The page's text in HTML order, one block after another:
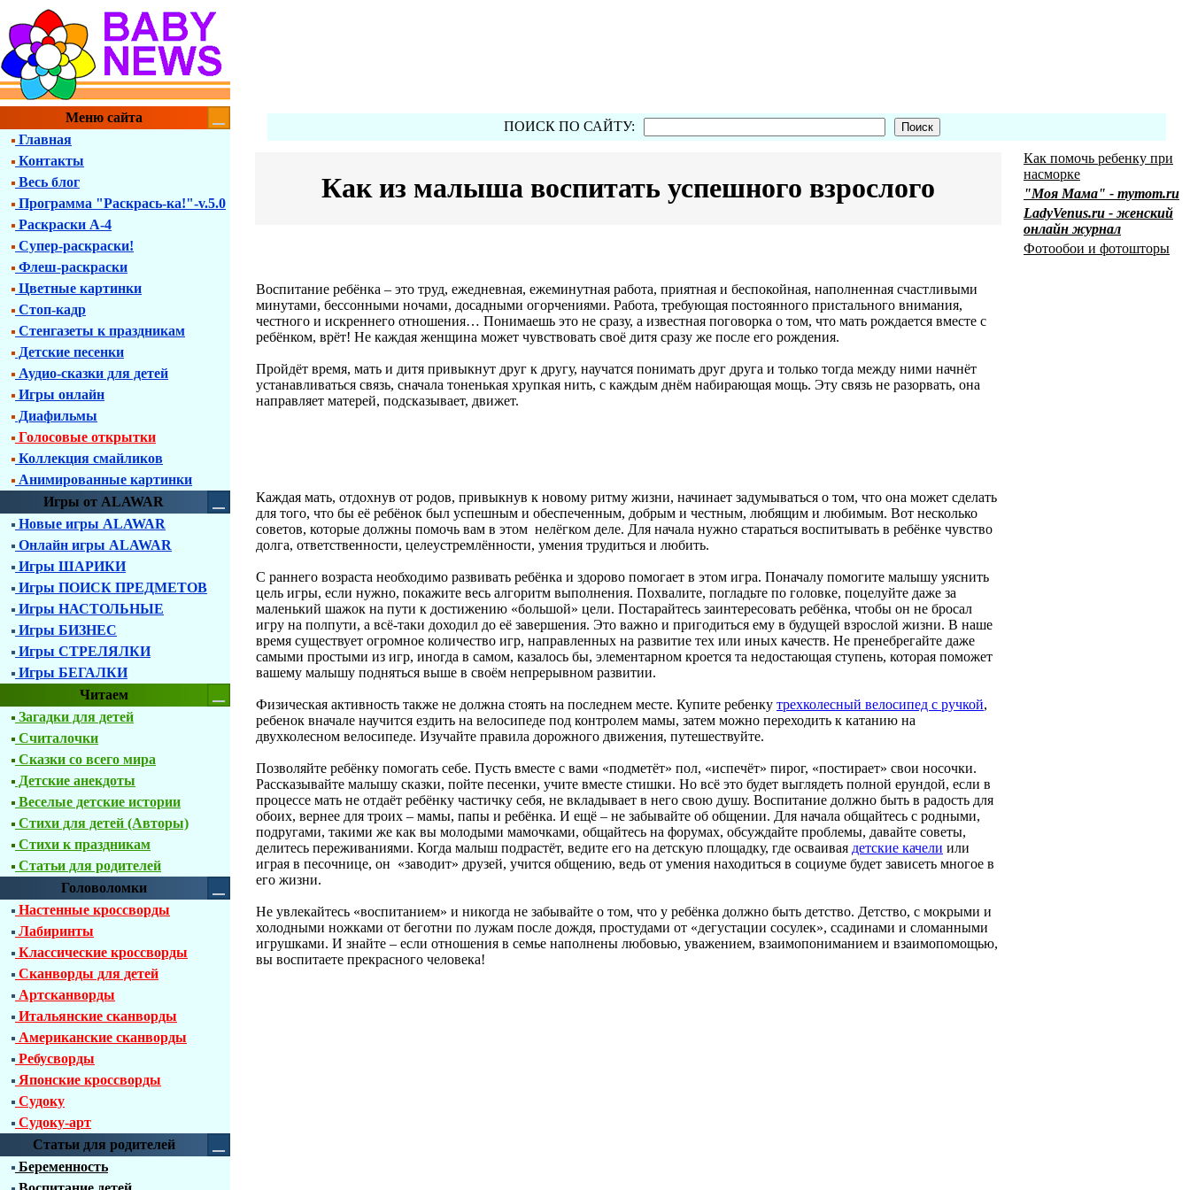
Меню сайта
Главная
Контакты
Весь блог
Программа "Раскрась-ка!"-v.5.0
Раскраски А-4
Супер-раскраски!
Флеш-раскраски
Цветные картинки
Стоп-кадр
Стенгазеты к праздникам
Детские песенки
Аудио-сказки для детей
Игры онлайн
Диафильмы
Голосовые открытки
Коллекция смайликов
Анимированные картинки
Игры от ALAWAR
Новые игры ALAWAR
Онлайн игры ALAWAR
Игры ШАРИКИ
Игры ПОИСК ПРЕДМЕТОВ
Игры НАСТОЛЬНЫЕ
Игры БИЗНЕС
Игры СТРЕЛЯЛКИ
Игры БЕГАЛКИ
Читаем
Загадки для детей
Считалочки
Сказки со всего мира
Детские анекдоты
Веселые детские истории
Стихи для детей (Авторы)
Стихи к праздникам
Статьи для родителей
Головоломки
Настенные кроссворды
Лабиринты
Классические кроссворды
Сканворды для детей
Артсканворды
Итальянские сканворды
Американские сканворды
Ребусворды
Японские кроссворды
Судоку
Судоку-арт
Статьи для родителей
Беременность
ПОИСК ПО САЙТУ:
Как из малыша воспитать успешного взрослого
Воспитание ребёнка – это труд, ежедневная, ежеминутная работа, приятная и беспокойная, наполненная счастливыми
минутами, бессонными ночами, досадными огорчениями. Работа, требующая постоянного пристального внимания,
честного и искреннего отношения… Понимаешь это не сразу, а известная поговорка о том, что мать рождается вместе с
ребёнком, врёт! Не каждая женщина может чувствовать своё дитя сразу же после его рождения.
Пройдёт время, мать и дитя привыкнут друг к другу, научатся понимать друг друга и только тогда между ними начнёт
устанавливаться связь, сначала тоненькая хрупкая нить, с каждым днём набирающая мощь. Эту связь не разорвать, она
направляет матерей, подсказывает, движет.
Каждая мать, отдохнув от родов, привыкнув к новому ритму жизни, начинает задумываться о том, что она может сделать
для того, что бы её ребёнок был успешным и обеспеченным, добрым и честным, любящим и любимым. Вот несколько
советов, которые должны помочь вам в этом нелёгком деле. Для начала нужно стараться воспитывать в ребёнке чувство
долга, ответственности, целеустремлённости, умения трудиться и любить.
С раннего возраста необходимо развивать ребёнка и здорово помогает в этом игра. Поначалу помогите малышу уяснить
цель игры, если нужно, покажите весь алгоритм выполнения. Похвалите, погладьте по головке, поцелуйте даже за
маленький шажок на пути к достижению «большой» цели. Постарайтесь заинтересовать ребёнка, чтобы он не бросал
игру на полпути, а всё-таки доходил до её завершения. Это важно и пригодиться ему в будущей взрослой жизни. В наше
время существует огромное количество игр, направленных на развитие тех или иных качеств. Не пренебрегайте даже
самыми простыми из игр, иногда в самом, казалось бы, элементарном кроется та недостающая ступень, которая поможет
вашему малышу подняться выше в своём непрерывном развитии.
Физическая активность также не должна стоять на последнем месте. Купите ребенку трехколесный велосипед с ручкой,
ребенок вначале научится ездить на велосипеде под контролем мамы, затем можно переходить к катанию на
двухколесном велосипеде. Изучайте правила дорожного движения, путешествуйте.
Позволяйте ребёнку помогать себе. Пусть вместе с вами «подметёт» пол, «испечёт» пирог, «постирает» свои носочки.
Рассказывайте малышу сказки, пойте песенки, учите вместе стишки. Но всё это будет выглядеть полной ерундой, если в
процессе мать не отдаёт ребёнку частичку себя, не вкладывает в него свою душу. Воспитание должно быть в радость для
обоих, вернее для троих – мамы, папы и ребёнка. И ещё – не забывайте об общении. Для начала общайтесь с родными,
подругами, такими же как вы молодыми мамочками, общайтесь на форумах, обсуждайте проблемы, давайте советы,
делитесь переживаниями. Когда малыш подрастёт, ведите его на детскую площадку, где осваивая детские качели или
играя в песочнице, он «заводит» друзей, учится общению, ведь от умения находиться в социуме будет зависеть многое в
его жизни.
Не увлекайтесь «воспитанием» и никогда не забывайте о том, что у ребёнка должно быть детство. Детство, с мокрыми и
холодными ножками от беготни по лужам после дождя, простудами от «дегустации сосулек», ссадинами и сломанными
игрушками. И знайте – если отношения в семье наполнены любовью, уважением, взаимопониманием и взаимопомощью,
вы воспитаете прекрасного человека!
Как помочь ребенку при
насморке
"Моя Мама" - mymom.ru
LadyVenus.ru - женский
онлайн журнал
Фотообои и фотошторы